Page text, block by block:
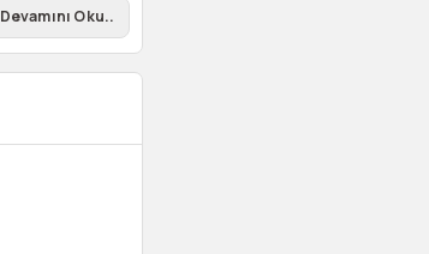
Devamını Oku..